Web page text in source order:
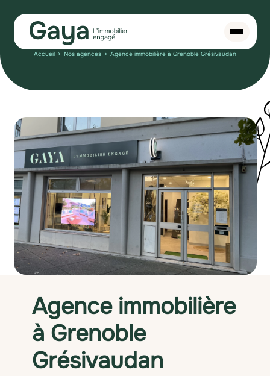
Accueil Nos agences Agence immobilière à Grenoble Grésivaudan
Agence immobilière
à Grenoble
Grésivaudan